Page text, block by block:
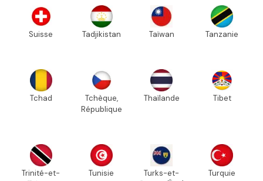
Suisse Tadjikistan Taïwan Tanzanie
Tchad
Tchèque,
République
Thaïlande Tibet
Trinité-et-
Tunisie
Turks-et-
Turquie